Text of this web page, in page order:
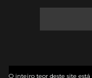
O inteiro teor deste site